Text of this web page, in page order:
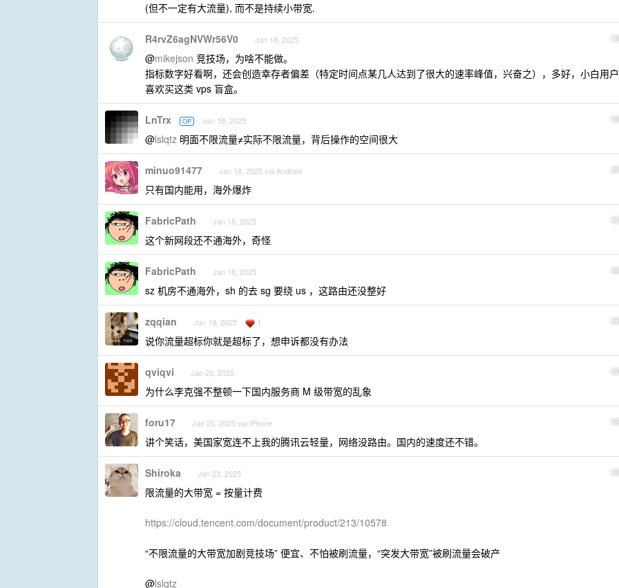
(但不一定有大流量), 而不是持续小带宽.
18
R4rvZ6agNVWr56V0 Jan 18, 2025
@mikejson 竞技场，为啥不能做。
指标数字好看啊，还会创造幸存者偏差（特定时间点某几人达到了很大的速率峰值，兴奋之），多好，小白用户
喜欢买这类 vps 盲盒。
19
LnTrx OP Jan 18, 2025
@lslqtz 明面不限流量≠实际不限流量，背后操作的空间很大
20
minuo91477 Jan 18, 2025 via Android
只有国内能用，海外爆炸
21
FabricPath Jan 18, 2025
这个新网段还不通海外，奇怪
22
FabricPath Jan 18, 2025
sz 机房不通海外，sh 的去 sg 要绕 us ，这路由还没整好
23
zqqian Jan 19, 2025 1
说你流量超标你就是超标了，想申诉都没有办法
24
qviqvi Jan 20, 2025
为什么李克强不整顿一下国内服务商 M 级带宽的乱象
25
foru17 Jan 20, 2025 via iPhone
讲个笑话，美国家宽连不上我的腾讯云轻量，网络没路由。国内的速度还不错。
26
Shiroka Jan 23, 2025
限流量的大带宽 = 按量计费
https://cloud.tencent.com/document/product/213/10578
“不限流量的大带宽加剧竞技场” 便宜、不怕被刷流量，“突发大带宽”被刷流量会破产
@lslqtz